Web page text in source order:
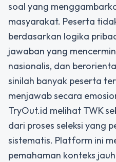
soal yang
masyarakat. Peserta
berdasarkan logika
jawaban yang
nasionalis, dan
sinilah banyak peserta
menjawab secara
TryOut.id melihat TWK
dari proses seleksi yang
sistematis. Platform ini
pemahaman konteks